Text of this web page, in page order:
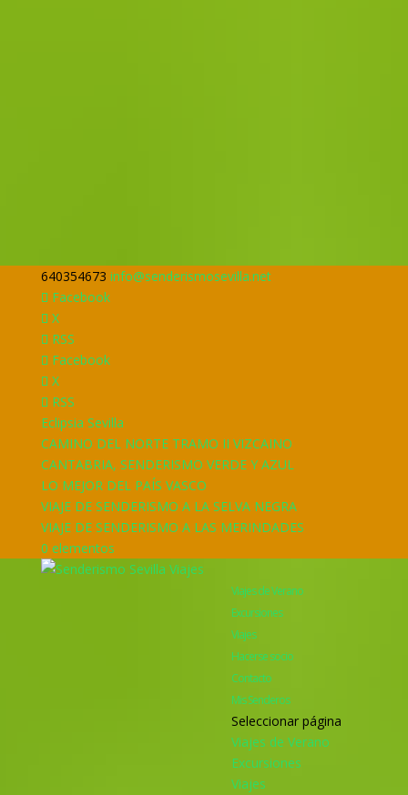
640354673 info@senderismosevilla.net
Facebook
X
RSS
Facebook
X
RSS
Eclipsia Sevilla
CAMINO DEL NORTE TRAMO II VIZCAINO
CANTABRIA, SENDERISMO VERDE Y AZUL
LO MEJOR DEL PAÍS VASCO
VIAJE DE SENDERISMO A LA SELVA NEGRA
VIAJE DE SENDERISMO A LAS MERINDADES
0 elementos
Viajes de Verano
Excursiones
Viajes
Hacerse socio
Contacto
Mis Senderos
Seleccionar página
Viajes de Verano
Excursiones
Viajes